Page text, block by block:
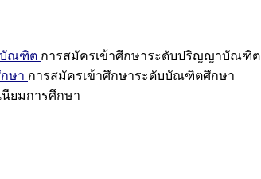
บัณฑิต การสมัครเข้าศึกษาระดับปริญญาบัณฑิต
ษา การสมัครเข้าศึกษาระดับบัณฑิตศึกษา
นียมการศึกษา